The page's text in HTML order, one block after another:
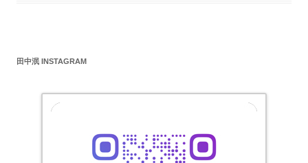
田中泯 INSTAGRAM